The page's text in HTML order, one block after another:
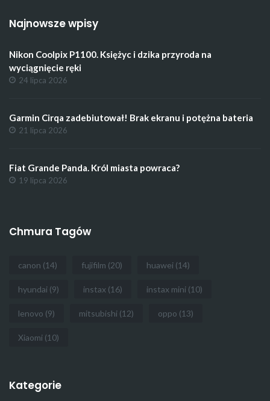
Najnowsze wpisy
Nikon Coolpix P1100. Księżyc i dzika przyroda na
wyciągnięcie ręki
24 lipca 2026
Garmin Cirqa zadebiutował! Brak ekranu i potężna bateria
21 lipca 2026
Fiat Grande Panda. Król miasta powraca?
19 lipca 2026
Chmura Tagów
canon (14) fujifilm (20) huawei (14)
hyundai (9) instax (16) instax mini (10)
lenovo (9) mitsubishi (12) oppo (13)
Xiaomi (10)
Kategorie